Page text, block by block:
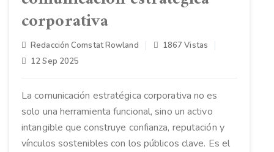
corporativa
Redacción Comstat Rowland
1867 Vistas
12 Sep 2025
La comunicación estratégica corporativa no es
solo una herramienta funcional, sino un activo
intangible que construye confianza, reputación y
vínculos sostenibles con los públicos clave. Es el